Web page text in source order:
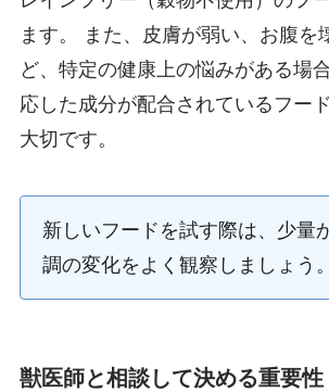
ます。 また、皮膚が弱い、お腹を
ど、特定の健康上の悩みがある場
応した成分が配合されているフー
大切です。
新しいフードを試す際は、少量
調の変化をよく観察しましょう。
獣医師と相談して決める重要性